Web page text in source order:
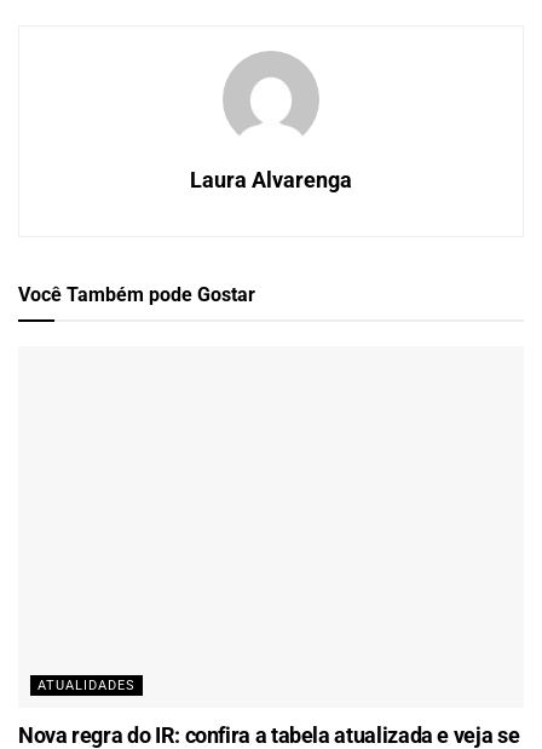
Laura Alvarenga
Você Também pode Gostar
ATUALIDADES
Nova regra do IR: confira a tabela atualizada e veja se